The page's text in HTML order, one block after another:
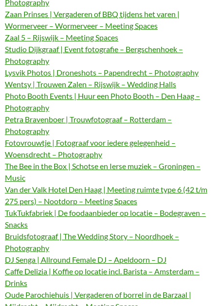
Photography
Zaan Prinses | Vergaderen of BBQ tijdens het varen |
Wormerveer – Wormerveer – Meeting Spaces
Zaal 5 – Rijswijk – Meeting Spaces
Studio Dijkgraaf | Event fotografie – Bergschenhoek –
Photography
Lysvik Photos | Droneshots – Papendrecht – Photography
Wentsy | Trouwen Zalen – Rijswijk – Wedding Halls
Photo Booth Events | Huur een Photo Booth – Den Haag –
Photography
Petra Bravenboer | Trouwfotograaf – Rotterdam –
Photography
Fotovrouwtje | Fotograaf voor iedere gelegenheid –
Woensdrecht – Photography
The Bee in the Box | Schotse en Ierse muziek – Groningen –
Music
Van der Valk Hotel Den Haag | Meeting ruimte type 6 (42 t/m
275 pers) – Nootdorp – Meeting Spaces
TukTukfabriek | De foodaanbieder op locatie – Bodegraven –
Snacks
Bruidsfotograaf | The Wedding Story – Noordhoek –
Photography
DJ Senga | Allround Female DJ – Apeldoorn – DJ
Caffe Delizia | Koffie op locatie incl. Barista – Amsterdam –
Drinks
Oude Parochiehuis | Vergaderen of borrel in de Barzaal |